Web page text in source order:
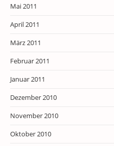
Mai 2011
April 2011
März 2011
Februar 2011
Januar 2011
Dezember 2010
November 2010
Oktober 2010